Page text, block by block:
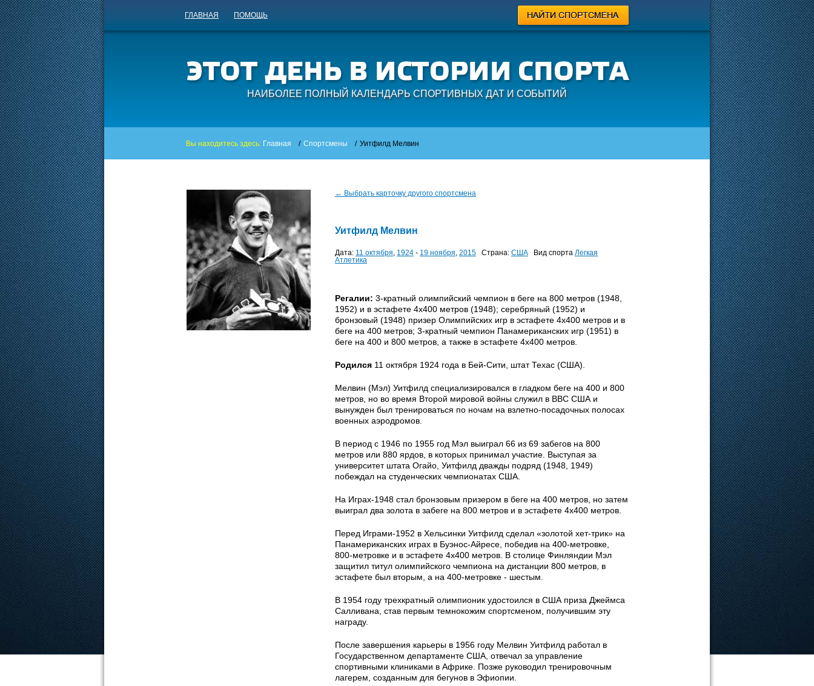
ГЛАВНАЯ ПОМОЩЬ
НАИБОЛЕЕ ПОЛНЫЙ КАЛЕНДАРЬ СПОРТИВНЫХ ДАТ И СОБЫТИЙ
Вы находитесь здесь: Главная / Спортсмены / Уитфилд Мелвин
← Выбрать карточку другого спортсмена
Уитфилд Мелвин
Дата: 11 октября, 1924 - 19 ноября, 2015 Страна: США Вид спорта Легкая
Атлетика
Регалии: 3-кратный олимпийский чемпион в беге на 800 метров (1948,
1952) и в эстафете 4х400 метров (1948); серебряный (1952) и
бронзовый (1948) призер Олимпийских игр в эстафете 4х400 метров и в
беге на 400 метров; 3-кратный чемпион Панамериканских игр (1951) в
беге на 400 и 800 метров, а также в эстафете 4х400 метров.
Родился 11 октября 1924 года в Бей-Сити, штат Техас (США).
Мелвин (Мэл) Уитфилд специализировался в гладком беге на 400 и 800
метров, но во время Второй мировой войны служил в ВВС США и
вынужден был тренироваться по ночам на взлетно-посадочных полосах
военных аэродромов.
В период с 1946 по 1955 год Мэл выиграл 66 из 69 забегов на 800
метров или 880 ярдов, в которых принимал участие. Выступая за
университет штата Огайо, Уитфилд дважды подряд (1948, 1949)
побеждал на студенческих чемпионатах США.
На Играх-1948 стал бронзовым призером в беге на 400 метров, но затем
выиграл два золота в забеге на 800 метров и в эстафете 4х400 метров.
Перед Играми-1952 в Хельсинки Уитфилд сделал «золотой хет-трик» на
Панамериканских играх в Буэнос-Айресе, победив на 400-метровке,
800-метровке и в эстафете 4х400 метров. В столице Финляндии Мэл
защитил титул олимпийского чемпиона на дистанции 800 метров, в
эстафете был вторым, а на 400-метровке - шестым.
В 1954 году трехкратный олимпионик удостоился в США приза Джеймса
Салливана, став первым темнокожим спортсменом, получившим эту
награду.
После завершения карьеры в 1956 году Мелвин Уитфилд работал в
Государственном департаменте США, отвечал за управление
спортивными клиниками в Африке. Позже руководил тренировочным
лагерем, созданным для бегунов в Эфиопии.